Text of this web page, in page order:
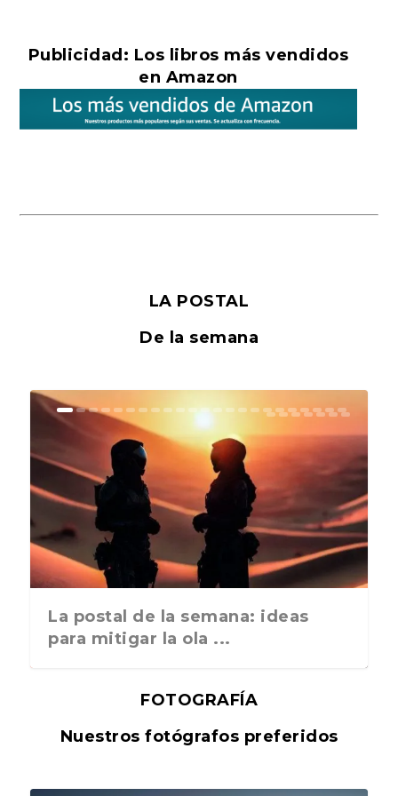
Publicidad: Los libros más vendidos
en Amazon
LA POSTAL
De la semana
La postal de la semana: ideas
para mitigar la ola ...
FOTOGRAFÍA
Nuestros fotógrafos preferidos